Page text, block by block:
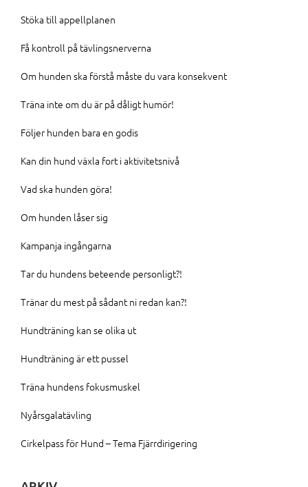
Stöka till appellplanen
Få kontroll på tävlingsnerverna
Om hunden ska förstå måste du vara konsekvent
Träna inte om du är på dåligt humör!
Följer hunden bara en godis
Kan din hund växla fort i aktivitetsnivå
Vad ska hunden göra!
Om hunden låser sig
Kampanja ingångarna
Tar du hundens beteende personligt?!
Tränar du mest på sådant ni redan kan?!
Hundträning kan se olika ut
Hundträning är ett pussel
Träna hundens fokusmuskel
Nyårsgalatävling
Cirkelpass för Hund – Tema Fjärrdirigering